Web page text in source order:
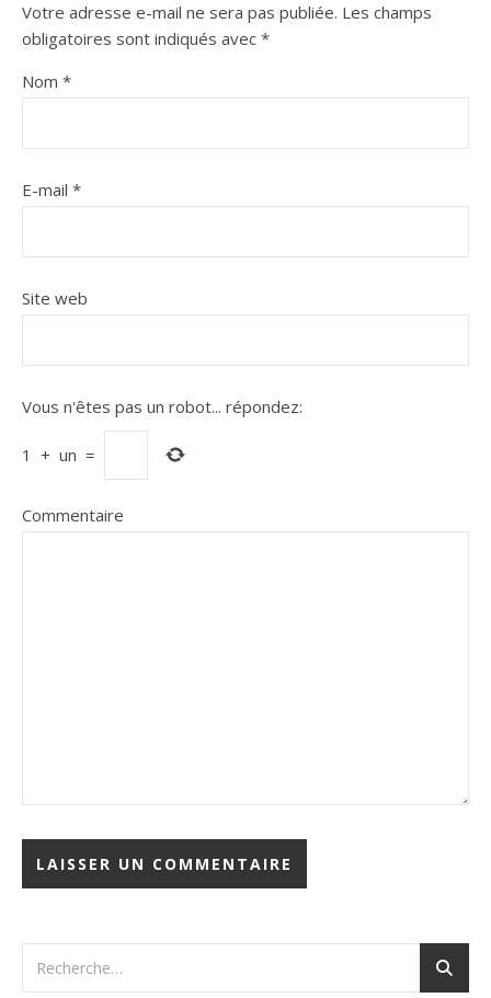
Votre adresse e-mail ne sera pas publiée. Les champs
obligatoires sont indiqués avec *
Nom *
E-mail *
Site web
Vous n'êtes pas un robot... répondez:
1 + un =
Commentaire